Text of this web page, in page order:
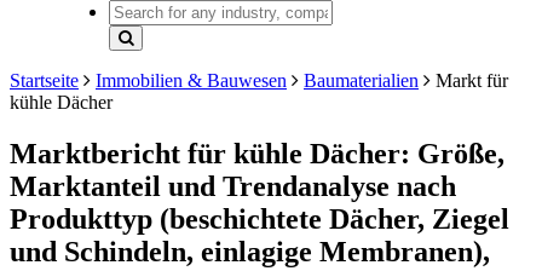
Startseite Immobilien & Bauwesen Baumaterialien
Markt für
kühle Dächer
Marktbericht für kühle Dächer: Größe,
Marktanteil und Trendanalyse nach
Produkttyp (beschichtete Dächer, Ziegel
und Schindeln, einlagige Membranen),